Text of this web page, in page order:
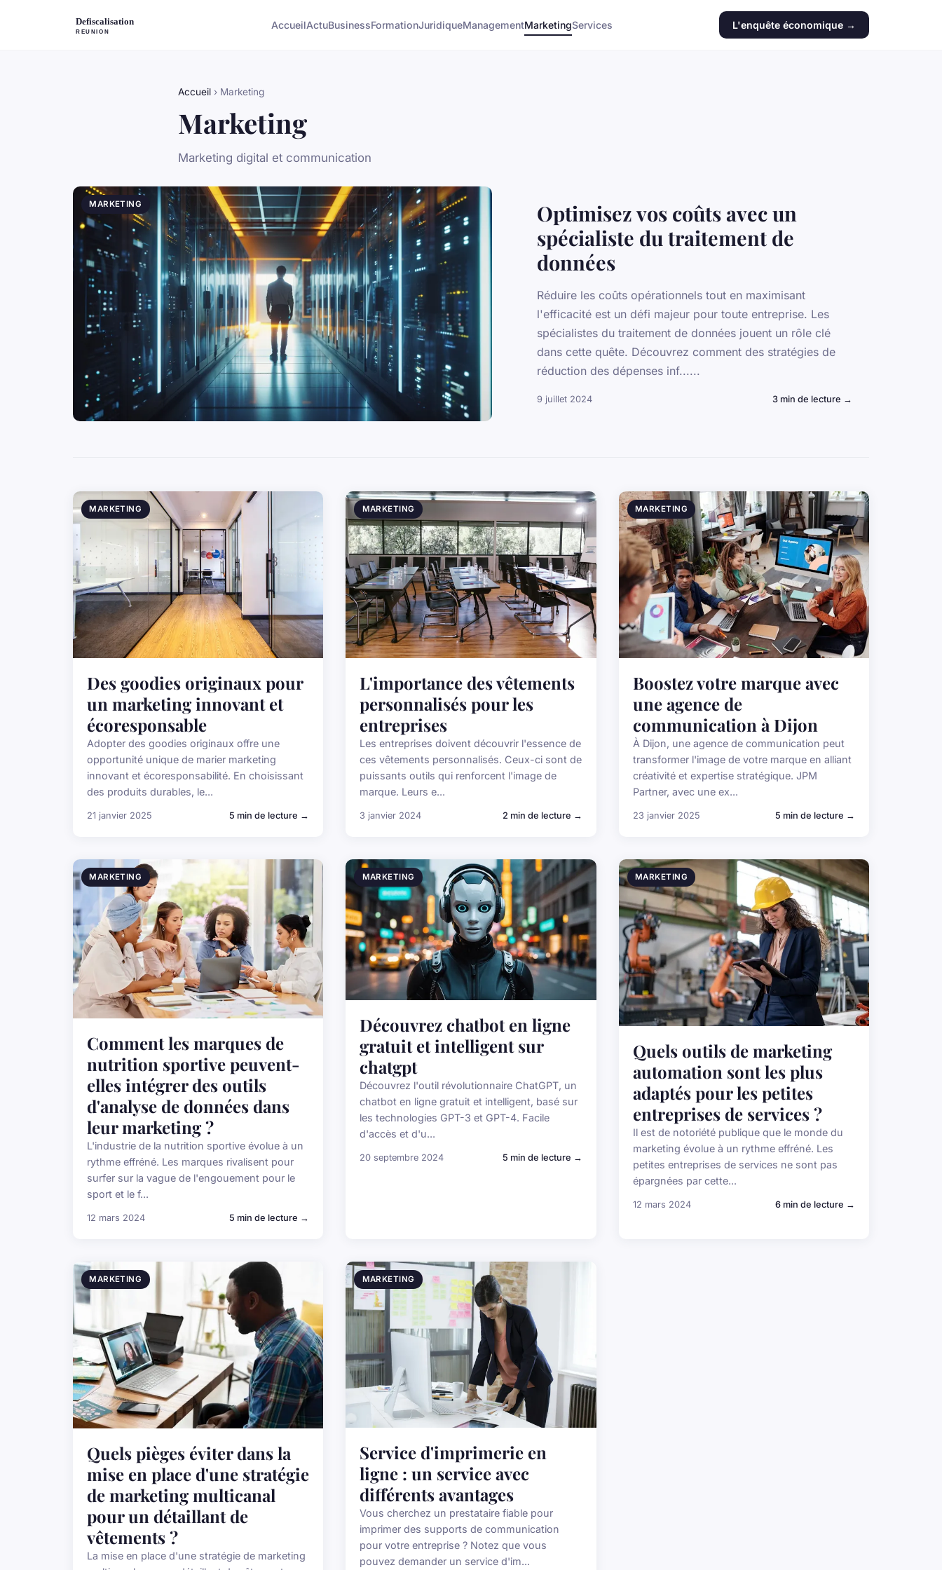
AccueilActuBusinessFormationJuridiqueManagementMarketingServices L'enquête économique →
Accueil › Marketing
Marketing
Marketing digital et communication
MARKETING
Optimisez vos coûts avec un
spécialiste du traitement de
données
Réduire les coûts opérationnels tout en maximisant
l'efficacité est un défi majeur pour toute entreprise. Les
spécialistes du traitement de données jouent un rôle clé
dans cette quête. Découvrez comment des stratégies de
réduction des dépenses inf......
9 juillet 2024 3 min de lecture →
MARKETING
Des goodies originaux pour
un marketing innovant et
écoresponsable
Adopter des goodies originaux offre une
opportunité unique de marier marketing
innovant et écoresponsabilité. En choisissant
des produits durables, le...
21 janvier 2025 5 min de lecture →
MARKETING
L'importance des vêtements
personnalisés pour les
entreprises
Les entreprises doivent découvrir l'essence de
ces vêtements personnalisés. Ceux-ci sont de
puissants outils qui renforcent l'image de
marque. Leurs e...
3 janvier 2024 2 min de lecture →
MARKETING
Boostez votre marque avec
une agence de
communication à Dijon
À Dijon, une agence de communication peut
transformer l'image de votre marque en alliant
créativité et expertise stratégique. JPM
Partner, avec une ex...
23 janvier 2025 5 min de lecture →
MARKETING
Comment les marques de
nutrition sportive peuvent-
elles intégrer des outils
d'analyse de données dans
leur marketing ?
L'industrie de la nutrition sportive évolue à un
rythme effréné. Les marques rivalisent pour
surfer sur la vague de l'engouement pour le
sport et le f...
12 mars 2024 5 min de lecture →
MARKETING
Découvrez chatbot en ligne
gratuit et intelligent sur
chatgpt
Découvrez l'outil révolutionnaire ChatGPT, un
chatbot en ligne gratuit et intelligent, basé sur
les technologies GPT-3 et GPT-4. Facile
d'accès et d'u...
20 septembre 2024 5 min de lecture →
MARKETING
Quels outils de marketing
automation sont les plus
adaptés pour les petites
entreprises de services ?
Il est de notoriété publique que le monde du
marketing évolue à un rythme effréné. Les
petites entreprises de services ne sont pas
épargnées par cette...
12 mars 2024 6 min de lecture →
MARKETING
Quels pièges éviter dans la
mise en place d'une stratégie
de marketing multicanal
pour un détaillant de
vêtements ?
La mise en place d'une stratégie de marketing
MARKETING
Service d'imprimerie en
ligne : un service avec
différents avantages
Vous cherchez un prestataire fiable pour
imprimer des supports de communication
pour votre entreprise ? Notez que vous
pouvez demander un service d'im...